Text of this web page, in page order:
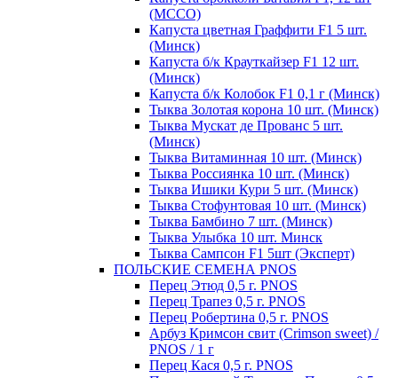
(МССО)
Капуста цветная Граффити F1 5 шт.
(Минск)
Капуста б/к Крауткайзер F1 12 шт.
(Минск)
Капуста б/к Колобок F1 0,1 г (Минск)
Тыква Золотая корона 10 шт. (Минск)
Тыква Мускат де Прованс 5 шт.
(Минск)
Тыква Витаминная 10 шт. (Минск)
Тыква Россиянка 10 шт. (Минск)
Тыква Ишики Кури 5 шт. (Минск)
Тыква Стофунтовая 10 шт. (Минск)
Тыква Бамбино 7 шт. (Минск)
Тыква Улыбка 10 шт. Минск
Тыква Сампсон F1 5шт (Эксперт)
ПОЛЬСКИЕ СЕМЕНА PNOS
Перец Этюд 0,5 г. PNOS
Перец Трапез 0,5 г. PNOS
Перец Робертина 0,5 г. PNOS
Арбуз Кримсон свит (Crimson sweet) /
PNOS / 1 г
Перец Кася 0,5 г. PNOS